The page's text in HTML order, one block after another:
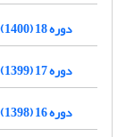
دوره 18 (1400)
دوره 17 (1399)
دوره 16 (1398)